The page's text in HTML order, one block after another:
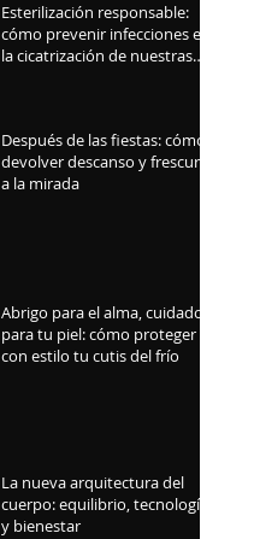
Esterilización responsable:
cómo prevenir infecciones en
la cicatrización de nuestras
Después de las fiestas: cómo
devolver descanso y frescura
a la mirada
Abrigo para el alma, cuidado
para tu piel: cómo proteger
con estilo tu cutis del frío
La nueva arquitectura del
cuerpo: equilibrio, tecnología
y bienestar